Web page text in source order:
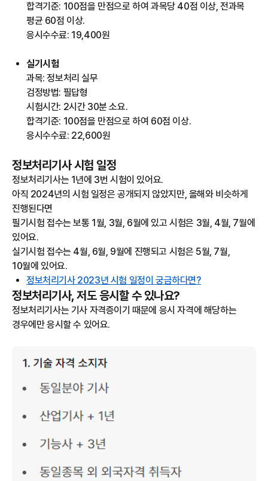
합격기준: 100점을 만점으로 하여 과목당 40점 이상, 전과목
평균 60점 이상.
응시수수료: 19,400원
실기시험
과목: 정보처리 실무
검정방법: 필답형
시험시간: 2시간 30분 소요.
합격기준: 100점을 만점으로 하여 60점 이상.
응시수수료: 22,600원
정보처리기사 시험 일정
정보처리기사는 1년에 3번 시험이 있어요.
아직 2024년의 시험 일정은 공개되지 않았지만, 올해와 비슷하게
진행된다면
필기시험 접수는 보통 1월, 3월, 6월에 있고 시험은 3월, 4월, 7월에
있어요.
실기시험 접수는 4월, 6월, 9월에 진행되고 시험은 5월, 7월,
10월에 있어요.
정보처리기사 2023년 시험 일정이 궁금하다면?
정보처리기사, 저도 응시할 수 있나요?
정보처리기사는 기사 자격증이기 때문에 응시 자격에 해당하는
경우에만 응시할 수 있어요.